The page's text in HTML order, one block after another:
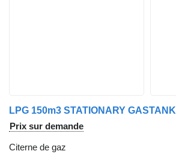
LPG 150m3 STATIONARY GASTANK
Prix sur demande
Citerne de gaz